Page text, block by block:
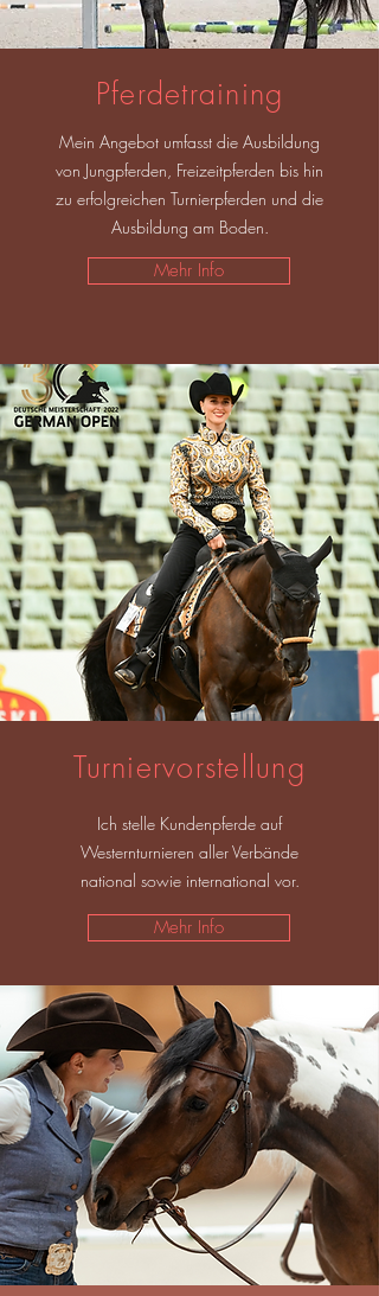
Pferdetraining
Mein Angebot umfasst die Ausbildung
von Jungpferden, Freizeitpferden bis hin
zu erfolgreichen Turnierpferden und die
Ausbildung am Boden.
Mehr Info
Turniervorstellung
Ich stelle Kundenpferde auf
Westernturnieren aller Verbände
national sowie international vor.
Mehr Info